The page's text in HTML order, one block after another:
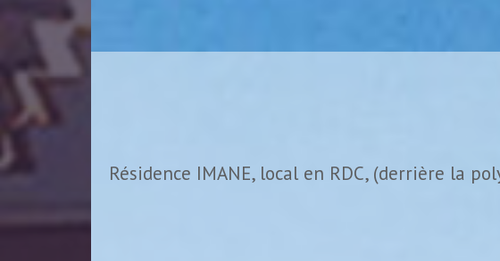
Résidence IMANE, local en RDC, (derrière la